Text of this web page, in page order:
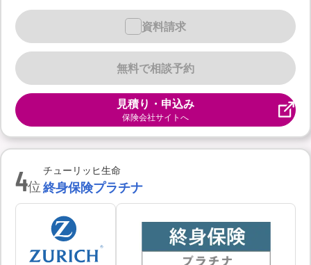
無料で相談予約
資料請求
見積り・申込み
保険会社サイトへ
4位
チューリッヒ生命
終身保険プラチナ